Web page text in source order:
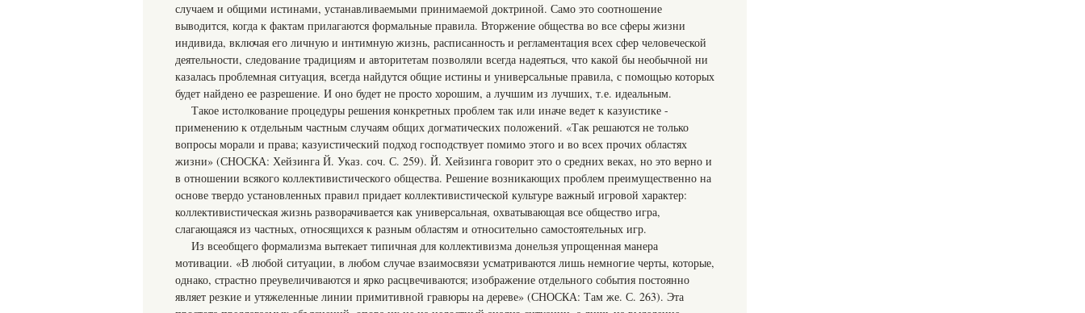
случаем и общими истинами, устанавливаемыми принимаемой доктриной. Само это соотношение
выводится, когда к фактам прилагаются формальные правила. Вторжение общества во все сферы жизни
индивида, включая его личную и интимную жизнь, расписанность и регламентация всех сфер человеческой
деятельности, следование традициям и авторитетам позволяли всегда надеяться, что какой бы необычной ни
казалась проблемная ситуация, всегда найдутся общие истины и универсальные правила, с помощью которых
будет найдено ее разрешение. И оно будет не просто хорошим, а лучшим из лучших, т.е. идеальным.
Такое истолкование процедуры решения конкретных проблем так или иначе ведет к казуистике -
применению к отдельным частным случаям общих догматических положений. «Так решаются не только
вопросы морали и права; казуистический подход господствует помимо этого и во всех прочих областях
жизни» (СНОСКА: Хейзинга Й. Указ. соч. С. 259). Й. Хейзинга говорит это о средних веках, но это верно и
в отношении всякого коллективистического общества. Решение возникающих проблем преимущественно на
основе твердо установленных правил придает коллективистической культуре важный игровой характер:
коллективистическая жизнь разворачивается как универсальная, охватывающая все общество игра,
слагающаяся из частных, относящихся к разным областям и относительно самостоятельных игр.
Из всеобщего формализма вытекает типичная для коллективизма донельзя упрощенная манера
мотивации. «В любой ситуации, в любом случае взаимосвязи усматриваются лишь немногие черты, которые,
однако, страстно преувеличиваются и ярко расцвечиваются; изображение отдельного события постоянно
являет резкие и утяжеленные линии примитивной гравюры на дереве» (СНОСКА: Там же. С. 263). Эта